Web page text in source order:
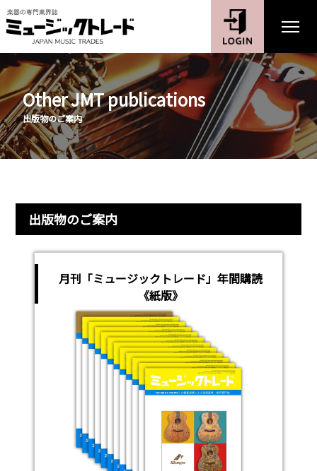
Other JMT publications
出版物のご案内
出版物のご案内
月刊「ミュージックトレード」年間購読
《紙版》